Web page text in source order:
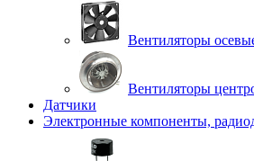
Вентиляторы
Вентиляторы
Датчики
Электронные компоненты,